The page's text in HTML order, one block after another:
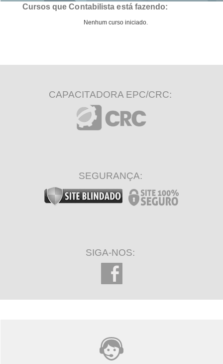
Cursos que Contabilista está fazendo:
Nenhum curso iniciado.
CAPACITADORA EPC/CRC:
SEGURANÇA:
SIGA-NOS: